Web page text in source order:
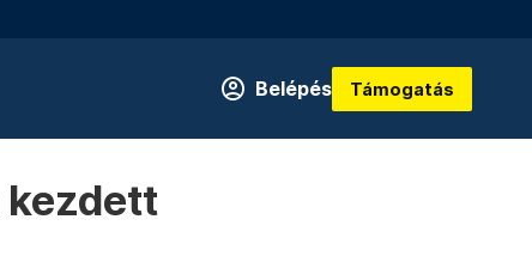
Belépés Támogatás
kezdett